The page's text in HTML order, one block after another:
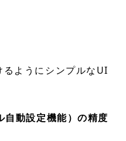
るようにシンプルなUI
動設定機能）の精度